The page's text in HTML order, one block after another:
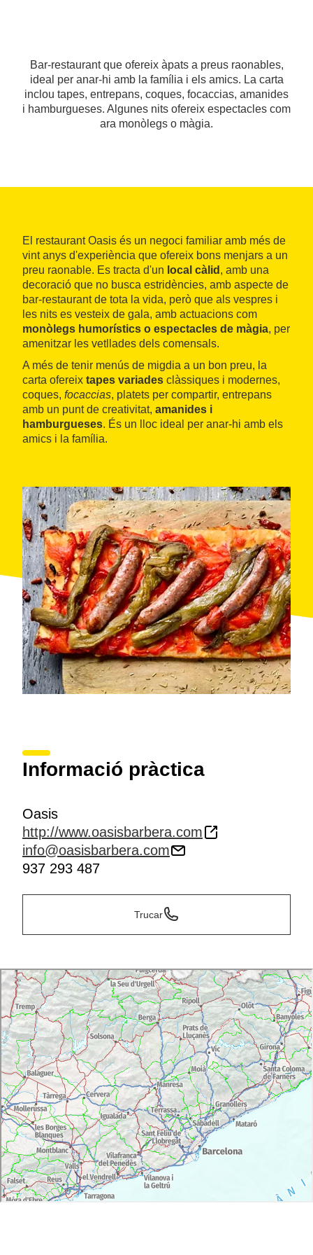
Bar-restaurant que ofereix àpats a preus raonables,
ideal per anar-hi amb la família i els amics. La carta
inclou tapes, entrepans, coques, focaccias, amanides
i hamburgueses. Algunes nits ofereix espectacles com
ara monòlegs o màgia.
El restaurant Oasis és un negoci familiar amb més de
vint anys d'experiència que ofereix bons menjars a un
preu raonable. Es tracta d'un local càlid , amb una
decoració que no busca estridències, amb aspecte de
bar-restaurant de tota la vida, però que als vespres i
les nits es vesteix de gala, amb actuacions com
monòlegs humorístics o espectacles de màgia, per
amenitzar les vetllades dels comensals.
A més de tenir menús de migdia a un bon preu, la
carta ofereix tapes variades clàssiques i modernes,
coques, focaccias, platets per compartir, entrepans
amb un punt de creativitat, amanides i
hamburgueses. És un lloc ideal per anar-hi amb els
amics i la família.
Informació pràctica
Oasis
http://www.oasisbarbera.com
info@oasisbarbera.com
937 293 487
Trucar